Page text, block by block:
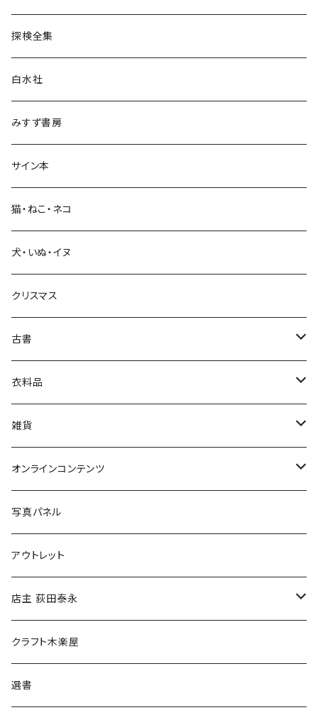
民族・風習
言語・ことば
生活・暮らし
芸術・絵画・写真
絵本・児童書
娯楽・エンターテインメント
探検全集
白水社
みすず書房
サイン本
猫・ねこ・ネコ
犬・いぬ・イヌ
クリスマス
古書
古書セット
美術
衣料品
POLEWARDS
Tシャツ
雑貨
バッグ
ブックカバー
マグカップ
傘
食料品
その他
オンラインコンテンツ
冒険クロストーク
写真パネル
アウトレット
店主 荻田泰永
書籍
ウェア
クラフト木楽屋
選書